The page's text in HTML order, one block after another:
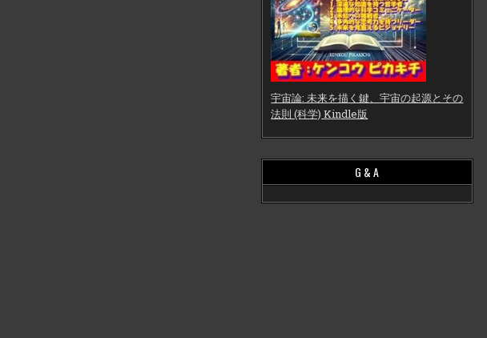
宇宙論: 未来を描く鍵、宇宙の起源とその
法則 (科学) Kindle版
G & A